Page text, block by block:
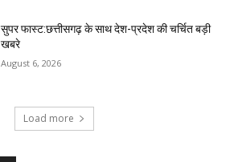
सुपर फास्ट:छत्तीसगढ़ के साथ देश-प्रदेश की चर्चित बड़ी
खबरे
August 6, 2026
Load more